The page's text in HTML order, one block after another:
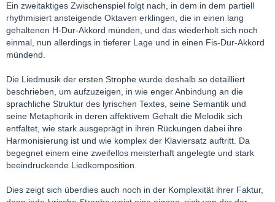
Ein zweitaktiges Zwischenspiel folgt nach, in dem in dem partiell
rhythmisiert ansteigende Oktaven erklingen, die in einen lang
gehaltenen H-Dur-Akkord münden, und das wiederholt sich noch
einmal, nun allerdings in tieferer Lage und in einen Fis-Dur-Akkord
mündend.
Die Liedmusik der ersten Strophe wurde deshalb so detailliert
beschrieben, um aufzuzeigen, in wie enger Anbindung an die
sprachliche Struktur des lyrischen Textes, seine Semantik und
seine Metaphorik in deren affektivem Gehalt die Melodik sich
entfaltet, wie stark ausgeprägt in ihren Rückungen dabei ihre
Harmonisierung ist und wie komplex der Klaviersatz auftritt. Da
begegnet einem eine zweifellos meisterhaft angelegte und stark
beeindruckende Liedkomposition.
Dies zeigt sich überdies auch noch in der Komplexität ihrer Faktur,